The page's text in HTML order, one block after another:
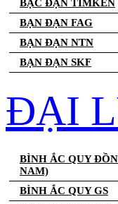
BẠC ĐẠN TIMKEN
BẠN ĐẠN FAG
BẠN ĐẠN NTN
BẠN ĐẠN SKF
ĐẠI
BÌNH ẮC QUY
NAM)
BÌNH ẮC QUY GS